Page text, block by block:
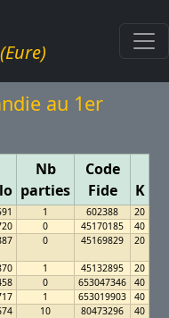
au 1er
Nb
parties
Code
Fide
K
1 602388
20
0 45170185
40
0 45169829 20
1 45132895
20
0 653047346
40
1 653019903
40
10 80473296
40